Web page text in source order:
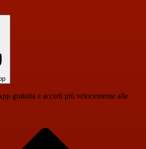
gratuita e accedi più velocemente alle